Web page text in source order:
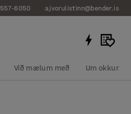
557-6050 ajvorulistinn@bender.is
Við mælum með Um okkur